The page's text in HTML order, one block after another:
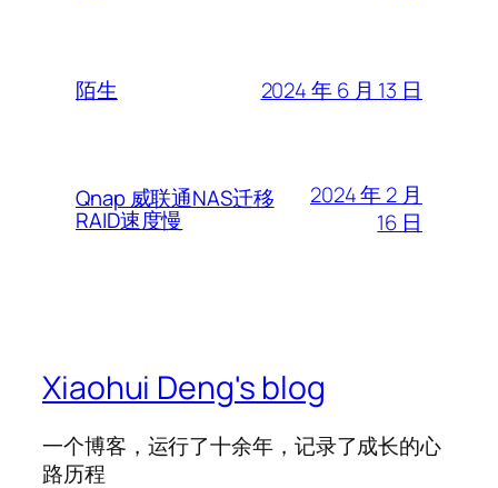
陌生 2024 年 6 月 13 日
Qnap 威联通NAS迁移
RAID速度慢
2024 年 2 月
16 日
Xiaohui Deng's blog
一个博客，运行了十余年，记录了成长的心
路历程